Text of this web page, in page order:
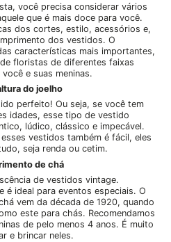
você precisa considerar vários
que é mais doce para você.
dos cortes, estilo, acessórios e,
dos vestidos. O
características mais importantes,
floristas de diferentes faixas
e suas meninas.
do joelho
perfeito! Ou seja, se você tem
idades, esse tipo de vestido
lúdico, clássico e impecável.
vestidos também é fácil, eles
seja renda ou cetim.
de chá
de vestidos vintage.
é ideal para eventos especiais. O
vem da década de 1920, quando
este para chás. Recomendamos
de pelo menos 4 anos. É muito
e brincar neles.